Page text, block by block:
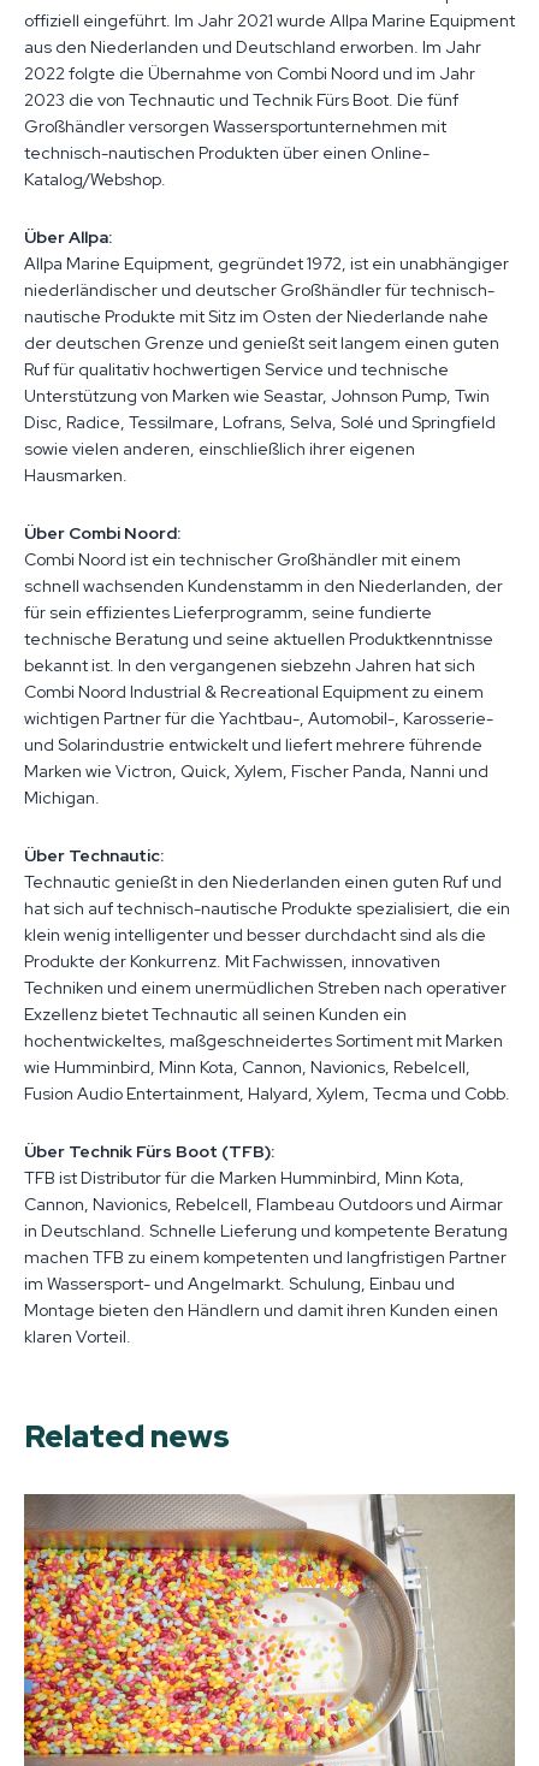
offiziell eingeführt. Im Jahr 2021 wurde Allpa Marine Equipment
aus den Niederlanden und Deutschland erworben. Im Jahr
2022 folgte die Übernahme von Combi Noord und im Jahr
2023 die von Technautic und Technik Fürs Boot. Die fünf
Großhändler versorgen Wassersportunternehmen mit
technisch-nautischen Produkten über einen Online-
Katalog/Webshop.
Über Allpa:
Allpa Marine Equipment, gegründet 1972, ist ein unabhängiger
niederländischer und deutscher Großhändler für technisch-
nautische Produkte mit Sitz im Osten der Niederlande nahe
der deutschen Grenze und genießt seit langem einen guten
Ruf für qualitativ hochwertigen Service und technische
Unterstützung von Marken wie Seastar, Johnson Pump, Twin
Disc, Radice, Tessilmare, Lofrans, Selva, Solé und Springfield
sowie vielen anderen, einschließlich ihrer eigenen
Hausmarken.
Über Combi Noord:
Combi Noord ist ein technischer Großhändler mit einem
schnell wachsenden Kundenstamm in den Niederlanden, der
für sein effizientes Lieferprogramm, seine fundierte
technische Beratung und seine aktuellen Produktkenntnisse
bekannt ist. In den vergangenen siebzehn Jahren hat sich
Combi Noord Industrial & Recreational Equipment zu einem
wichtigen Partner für die Yachtbau-, Automobil-, Karosserie-
und Solarindustrie entwickelt und liefert mehrere führende
Marken wie Victron, Quick, Xylem, Fischer Panda, Nanni und
Michigan.
Über Technautic:
Technautic genießt in den Niederlanden einen guten Ruf und
hat sich auf technisch-nautische Produkte spezialisiert, die ein
klein wenig intelligenter und besser durchdacht sind als die
Produkte der Konkurrenz. Mit Fachwissen, innovativen
Techniken und einem unermüdlichen Streben nach operativer
Exzellenz bietet Technautic all seinen Kunden ein
hochentwickeltes, maßgeschneidertes Sortiment mit Marken
wie Humminbird, Minn Kota, Cannon, Navionics, Rebelcell,
Fusion Audio Entertainment, Halyard, Xylem, Tecma und Cobb.
Über Technik Fürs Boot (TFB):
TFB ist Distributor für die Marken Humminbird, Minn Kota,
Cannon, Navionics, Rebelcell, Flambeau Outdoors und Airmar
in Deutschland. Schnelle Lieferung und kompetente Beratung
machen TFB zu einem kompetenten und langfristigen Partner
im Wassersport- und Angelmarkt. Schulung, Einbau und
Montage bieten den Händlern und damit ihren Kunden einen
klaren Vorteil.
Related news